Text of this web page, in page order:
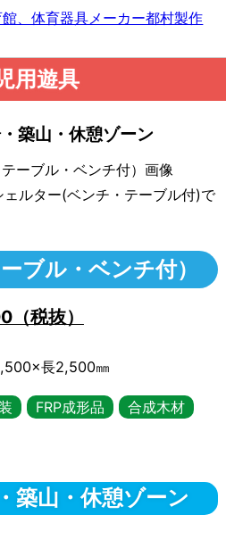
用遊具
築山・休憩ゾーン
ルター(ベンチ・テーブル付)で
ブル・ベンチ付）
税抜）
長2,500㎜
FRP成形品
合成木材
築山・休憩ゾーン